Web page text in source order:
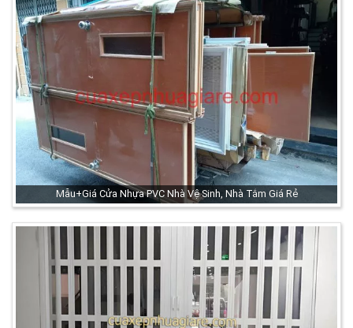
Mẫu+Giá Cửa Nhựa PVC Nhà Vệ Sinh, Nhà Tắm Giá Rẻ